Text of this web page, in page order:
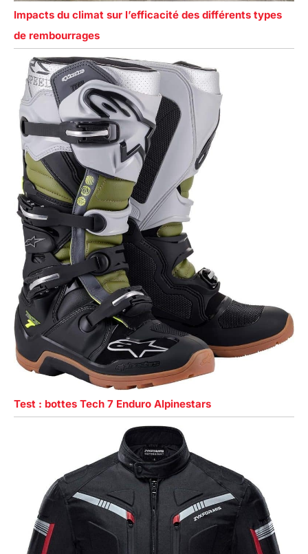
Impacts du climat sur l’efficacité des différents types
de rembourrages
Test : bottes Tech 7 Enduro Alpinestars